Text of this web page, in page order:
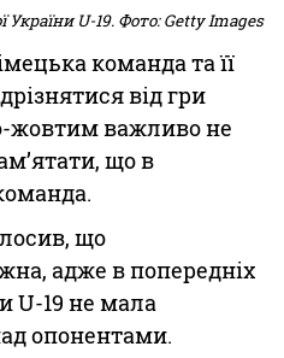
України U-19. Фото: Getty Images
команда та її
від гри
жовтим важливо не
що в
що
адже в попередніх
U-19 не мала
опонентами.